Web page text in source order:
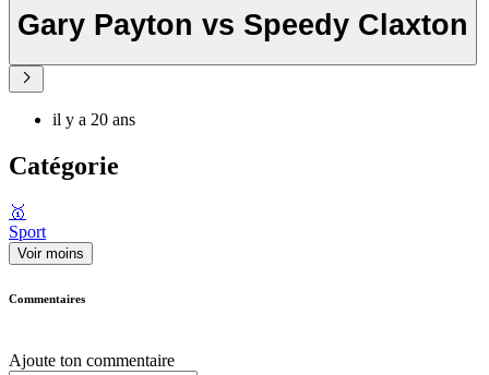
Gary Payton vs Speedy Claxton
il y a 20 ans
Catégorie
🥇
Sport
Voir moins
Commentaires
Ajoute ton commentaire